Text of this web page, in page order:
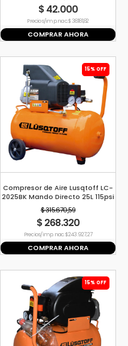
$ 42.000
Precio s/imp. nac. $ 38.181,82
COMPRAR AHORA
15% OFF
Compresor de Aire Lusqtoff LC-
2025BK Mando Directo 25L 115psi
$ 315.670,59
$ 268.320
Precio s/imp. nac. $ 243.927,27
COMPRAR AHORA
15% OFF